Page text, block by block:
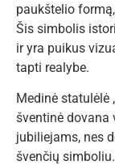
paukštelio
Šis simbolis
ir yra puikus
tapti realybe.
Medinė statulėlė
šventinė dovana
jubiliejams, nes
švenčių